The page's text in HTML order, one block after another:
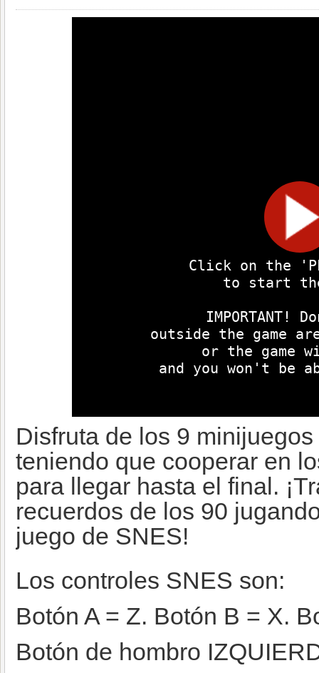
Disfruta de los 9
teniendo que cooperar en
para llegar hasta el final.
recuerdos de los 90
juego de SNES!
Los controles SNES son:
Botón A = Z. Botón B = X.
Botón de hombro